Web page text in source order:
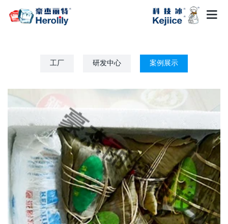
工厂 研发中心 案例展示